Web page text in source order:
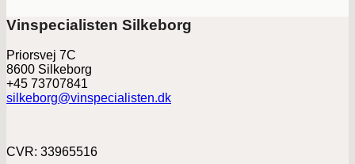
Vinspecialisten Silkeborg
Priorsvej 7C
8600 Silkeborg
+45 73707841
silkeborg@vinspecialisten.dk
CVR: 33965516